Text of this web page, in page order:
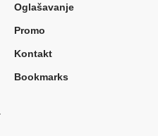
Oglašavanje
Promo
Kontakt
Bookmarks